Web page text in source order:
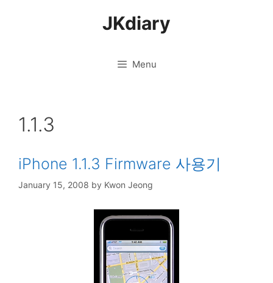
JKdiary
Menu
1.1.3
iPhone 1.1.3 Firmware 사용기
January 15, 2008 by Kwon Jeong